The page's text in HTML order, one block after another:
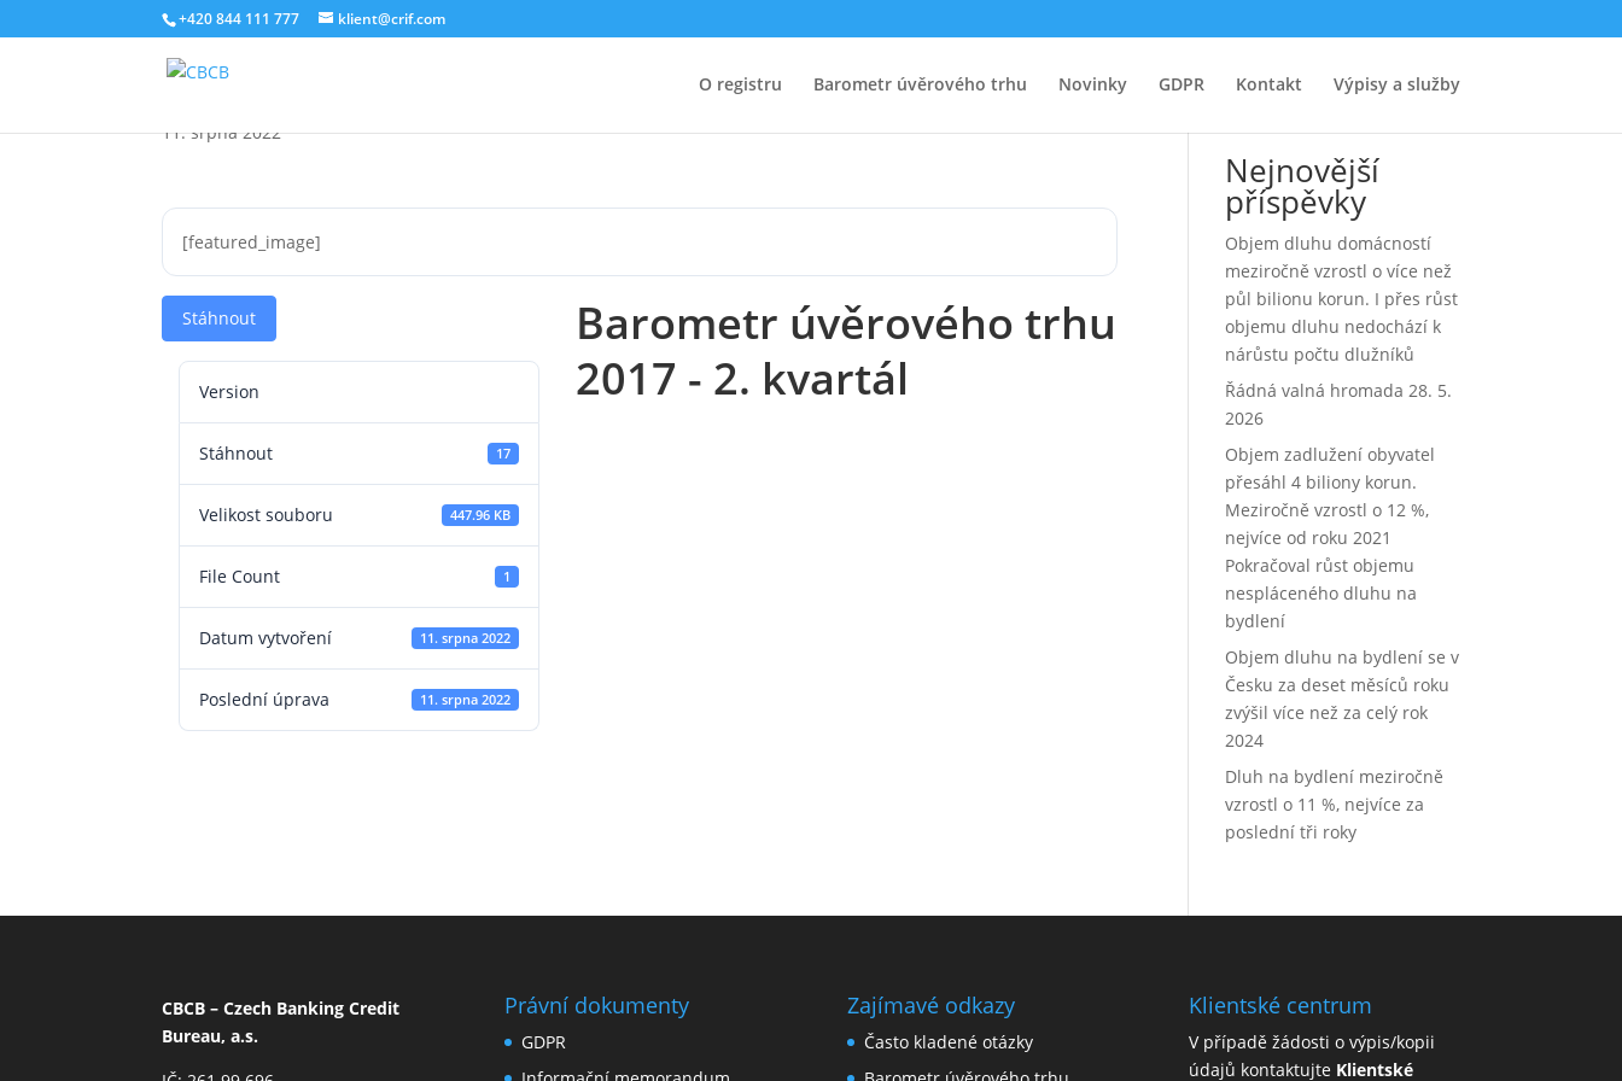
+420 844 111 777 klient@crif.com
O registru Barometr úvěrového trhu Novinky GDPR Kontakt Výpisy a služby
Barometr úvěrového trhu 2017 – 2. kvartál
11. srpna 2022
[featured_image]
Stáhnout
Version
Stáhnout 17
Velikost souboru 447.96 KB
File Count 1
Datum vytvoření 11. srpna 2022
Poslední úprava 11. srpna 2022
Barometr úvěrového trhu
2017 - 2. kvartál
Hledat
Nejnovější
příspěvky
Objem dluhu domácností
meziročně vzrostl o více než
půl bilionu korun. I přes růst
objemu dluhu nedochází k
nárůstu počtu dlužníků
Řádná valná hromada 28. 5.
2026
Objem zadlužení obyvatel
přesáhl 4 biliony korun.
Meziročně vzrostl o 12 %,
nejvíce od roku 2021
Pokračoval růst objemu
nespláceného dluhu na
bydlení
Objem dluhu na bydlení se v
Česku za deset měsíců roku
zvýšil více než za celý rok
2024
Dluh na bydlení meziročně
vzrostl o 11 %, nejvíce za
poslední tři roky
CBCB – Czech Banking Credit
Bureau, a.s.
Právní dokumenty
GDPR
Zajímavé odkazy
Často kladené otázky
Klientské centrum
V případě žádosti o výpis/kopii
údajů kontaktujte Klientské